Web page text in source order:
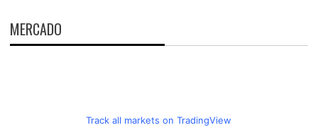
MERCADO
Track all markets on TradingView